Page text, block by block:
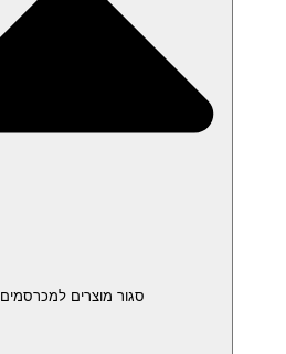
סגור מוצרים למכרסמים